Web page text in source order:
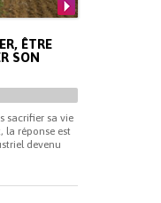
ÊTRE
SON
sacrifier sa vie
la réponse est
devenu